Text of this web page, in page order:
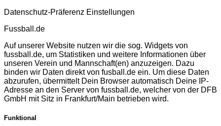
Datenschutz-Präferenz Einstellungen
Fussball.de
Auf unserer Website nutzen wir die sog. Widgets von
fussball.de, um Statistiken und weitere Informationen über
unseren Verein und Mannschaft(en) anzuzeigen. Dazu
binden wir Daten direkt von fusball.de ein. Um diese Daten
abzurufen, übermittelt Dein Browser automatisch Deine IP-
Adresse an den Server von fussball.de, welcher von der DFB
GmbH mit Sitz in Frankfurt/Main betrieben wird.
Funktional